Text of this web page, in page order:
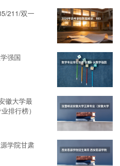
211/双一
强国
徽大学最
排行榜）
学院甘肃